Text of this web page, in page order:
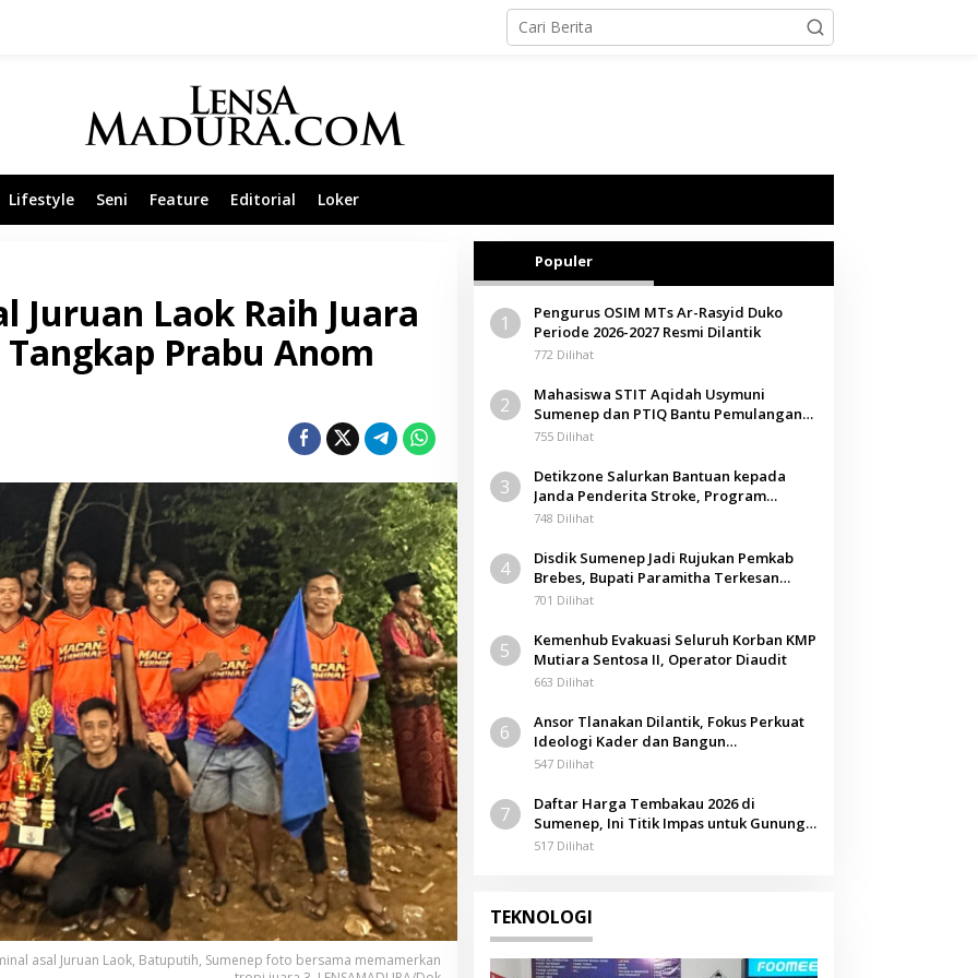
Lifestyle Seni Feature Editorial Loker
Juruan Laok Raih Juara
Prabu Anom
asal Juruan Laok, Batuputih, Sumenep foto bersama memamerkan
Populer
1
Pengurus OSIM MTs Ar-Rasyid Duko
Periode 2026-2027 Resmi Dilantik
772 Dilihat
2
Mahasiswa STIT Aqidah Usymuni
Sumenep dan PTIQ Bantu Pemulangan
Jenazah WNI Asal Aceh di Malaysia
755 Dilihat
3
Detikzone Salurkan Bantuan kepada
Janda Penderita Stroke, Program
Berbagi Masuki Hari ke-61
748 Dilihat
4
Disdik Sumenep Jadi Rujukan Pemkab
Brebes, Bupati Paramitha Terkesan
Pendidikan Berbasis Budaya
701 Dilihat
5
Kemenhub Evakuasi Seluruh Korban KMP
Mutiara Sentosa II, Operator Diaudit
663 Dilihat
6
Ansor Tlanakan Dilantik, Fokus Perkuat
Ideologi Kader dan Bangun
Kemandirian Ekonomi
547 Dilihat
7
Daftar Harga Tembakau 2026 di
Sumenep, Ini Titik Impas untuk Gunung,
Tegal, dan Sawah
517 Dilihat
TEKNOLOGI